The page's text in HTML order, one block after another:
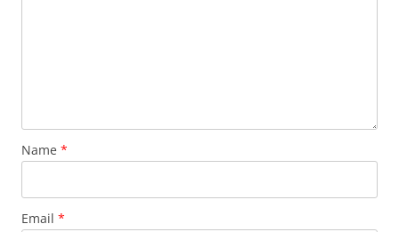
Name *
Email *